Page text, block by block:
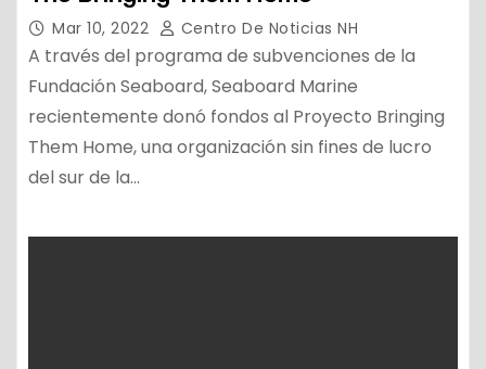
Mar 10, 2022 Centro De Noticias NH
A través del programa de subvenciones de la
Fundación Seaboard, Seaboard Marine
recientemente donó fondos al Proyecto Bringing
Them Home, una organización sin fines de lucro
del sur de la…